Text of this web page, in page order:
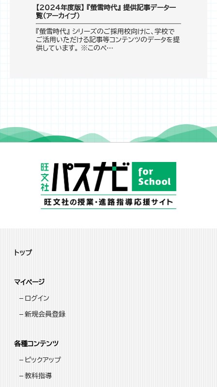
【2024年度版】 『螢雪時代』 提供記事データ一
覧（アーカイブ）
『螢雪時代』 シリーズのご採用校向けに、学校で
ご活用いただける記事等コンテンツのデータを提
供しています。 ※このペ…
トップ
マイページ
ログイン
新規会員登録
各種コンテンツ
ピックアップ
教科指導